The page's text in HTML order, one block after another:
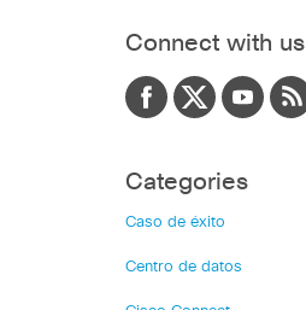
Connect with us
Categories
Caso de éxito
Centro de datos